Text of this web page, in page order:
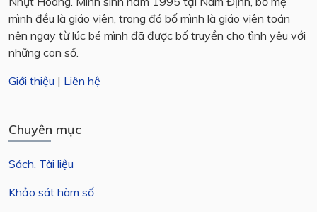
mình đều là giáo viên, trong đó bố mình là giáo viên toán
nên ngay từ lúc bé mình đã được bố truyền cho tình yêu với
những con số.
Giới thiệu | Liên hệ
Chuyên mục
Sách, Tài liệu
Khảo sát hàm số